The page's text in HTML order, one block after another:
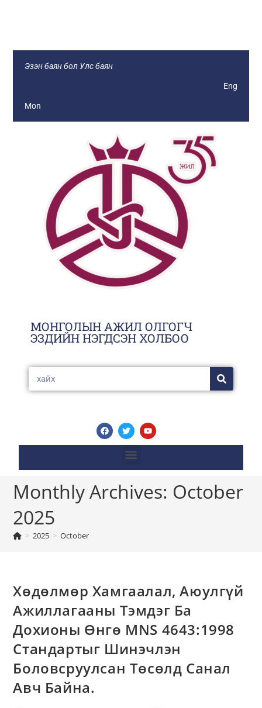
Эзэн баян бол Улс баян
Eng
Mon
МОНГОЛЫН АЖИЛ ОЛГОГЧ
ЭЗДИЙН НЭГДСЭН ХОЛБОО
Monthly Archives: October
2025
> 2025 > October
Хөдөлмөр Хамгаалал, Аюулгүй
Ажиллагааны Тэмдэг Ба
Дохионы Өнгө MNS 4643:1998
Стандартыг Шинэчлэн
Боловсруулсан Төсөлд Санал
Авч Байна.